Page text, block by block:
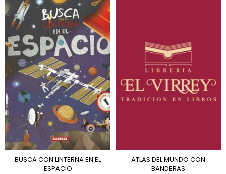
BUSCA CON LINTERNA EN EL
ESPACIO
ATLAS DEL MUNDO CON
BANDERAS